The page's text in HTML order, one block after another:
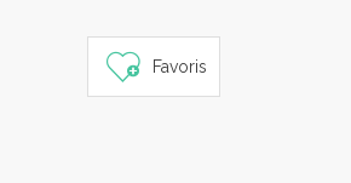
Favoris